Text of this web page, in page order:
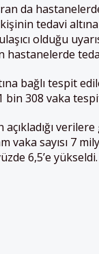
da
tedavi altına
olduğu
hastanelerde
bağlı tespit
bin 308 vaka
açıkladığı
vaka sayısı 7
6,5’e yükseldi.